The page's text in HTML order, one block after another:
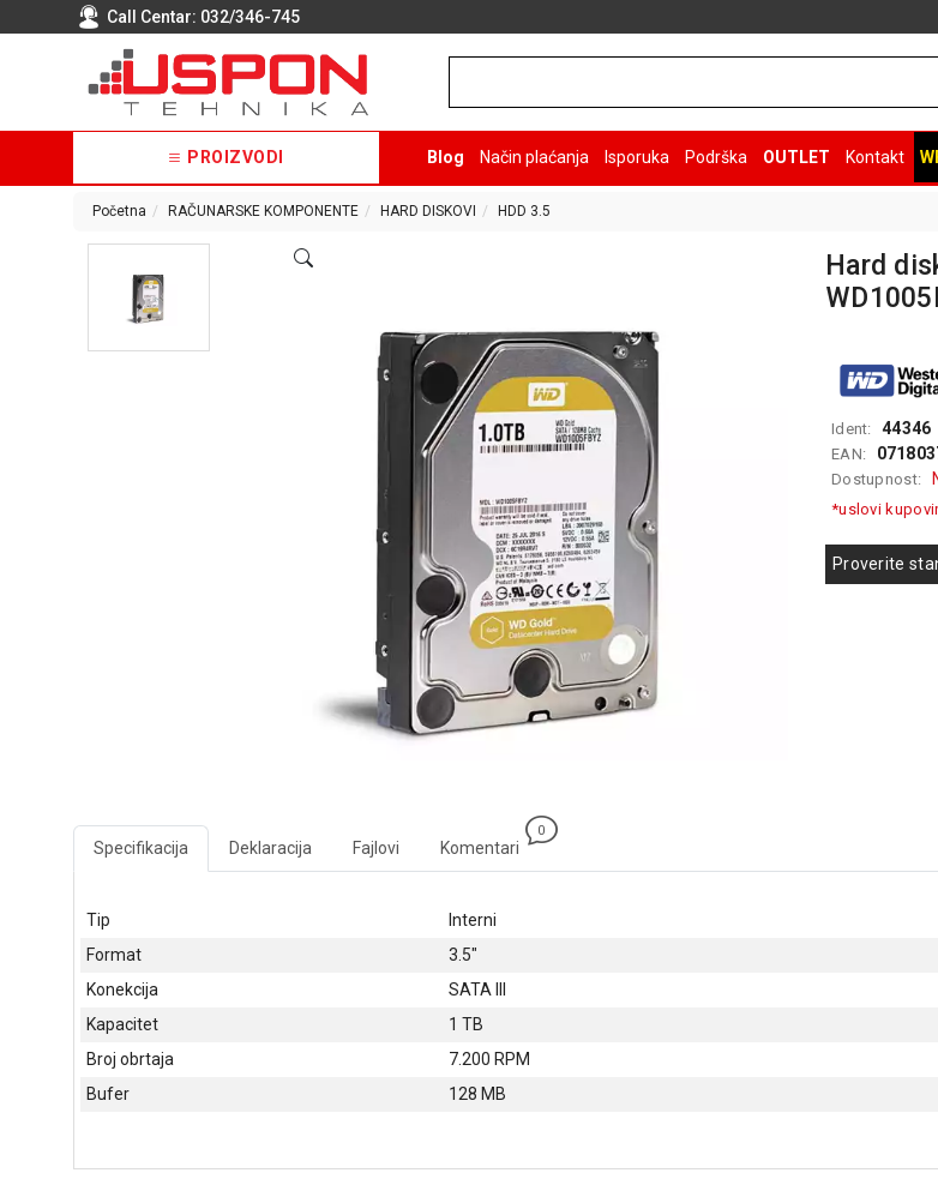
Call Centar: 032/346-745
PROIZVODI Blog Način plaćanja Isporuka Podrška OUTLET Kontakt
Početna RAČUNARSKE KOMPONENTE HARD DISKOVI HDD 3.5
Hard
Ident: 44346
EAN:
Dostupnost:
*uslovi
Proverite
Specifikacija Deklaracija Fajlovi Komentari
0
Tip
Interni
Format
3.5"
Konekcija
SATA III
Kapacitet
1 TB
Broj obrtaja
7.200 RPM
Bufer
128 MB